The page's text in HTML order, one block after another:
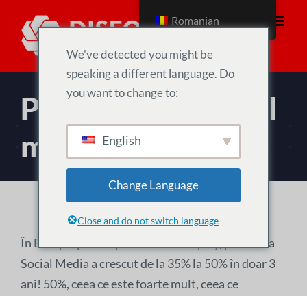
conținut
Publicitate în social
media
În Europa, pentru publicitatea display, ponderea
Social Media a crescut de la 35% la 50% în doar 3
ani! 50%, ceea ce este foarte mult, ceea ce
Romanian
We've detected you might be
speaking a different language. Do
you want to change to:
English
Change Language
Close and do not switch language